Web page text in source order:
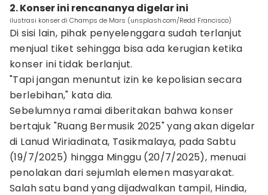
2. Konser ini rencananya digelar ini
ilustrasi konser di Champs de Mars (unsplash.com/Redd Francisco)
Di sisi lain, pihak penyelenggara sudah terlanjut
menjual tiket sehingga bisa ada kerugian ketika
konser ini tidak berlanjut.
"Tapi jangan menuntut izin ke kepolisian secara
berlebihan," kata dia.
Sebelumnya ramai diberitakan bahwa konser
bertajuk "Ruang Bermusik 2025" yang akan digelar
di Lanud Wiriadinata, Tasikmalaya, pada Sabtu
(19/7/2025) hingga Minggu (20/7/2025), menuai
penolakan dari sejumlah elemen masyarakat.
Salah satu band yang dijadwalkan tampil, Hindia,